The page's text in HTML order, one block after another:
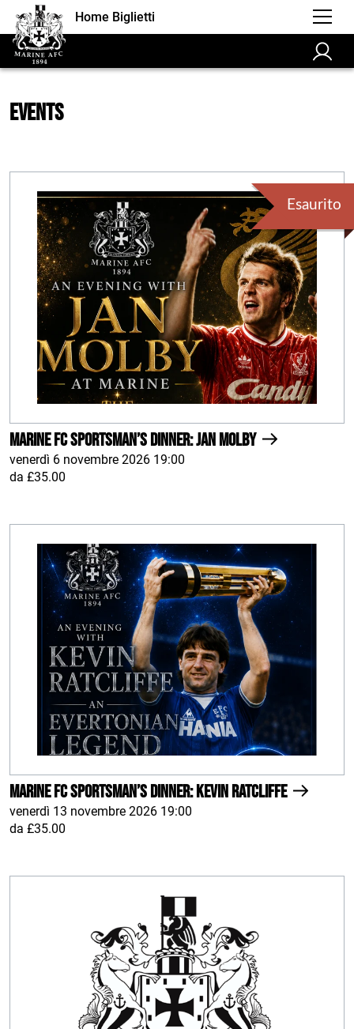
Home Biglietti
Events
Esaurito
Marine FC Sportsman’s Dinner: Jan Molby
venerdì 6 novembre 2026 19:00
da £35.00
Marine FC Sportsman’s Dinner: Kevin Ratcliffe
venerdì 13 novembre 2026 19:00
da £35.00